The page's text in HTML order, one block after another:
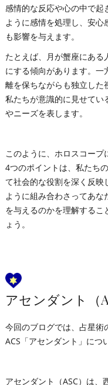
感情的な反応や心の中で起
ように感情を処理し、安
も影響を与えます。
たとえば、月が蟹座にあ
にする傾向があります。
離を保ちながらも独立した
私たちが意識的に見せてい
やニーズを表します。
このように、ホロスコープ
4つのポイントは、私たち
て社会的な役割を深く反
ように組み合わさってあ
を与えるのかを理解するこ
ょう。
アセンダント（
今回のブログでは、占星術
ACS「アセンダント」につ
アセンダント（ASC）は、